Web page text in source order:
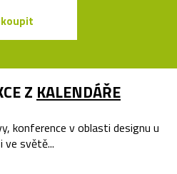
koupit
Z KALENDÁŘE
konference v oblasti designu u
ve světě...